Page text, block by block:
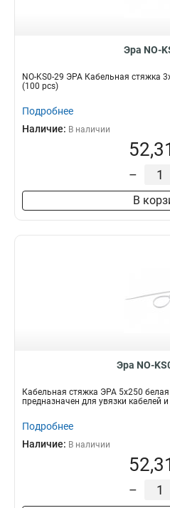
Эра NO-
NO-KS0-29 ЭРА Кабельная стяжка
(100 pcs)
Подробнее
Наличие: В наличии
–
В
Эра NO-
Кабельная стяжка ЭРА 5x250
предназначен для увязки кабелей и
Подробнее
Наличие: В наличии
–